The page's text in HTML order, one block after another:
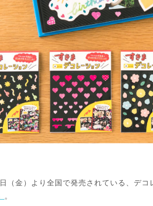
（金）より全国で発売されている、デコ
。